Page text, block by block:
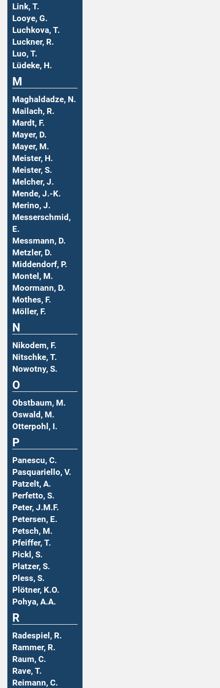
Link, T.
Looye, G.
Luchkova, T.
Luckner, R.
Luo, T.
Lüdeke, H.
M
Maghaldadze, N.
Mailach, R.
Mardt, F.
Mayer, D.
Mayer, M.
Meister, H.
Meister, S.
Melcher, J.
Mende, J.-K.
Merino, J.
Messerschmid,
E.
Messmann, D.
Metzler, D.
Middendorf, P.
Montel, M.
Moormann, D.
Mothes, F.
Möller, F.
N
Nikodem, F.
Nitschke, T.
Nowotny, S.
O
Obstbaum, M.
Oswald, M.
Otterpohl, I.
P
Panescu, C.
Pasquariello, V.
Patzelt, A.
Perfetto, S.
Peter, J.M.F.
Petersen, E.
Petsch, M.
Pfeiffer, T.
Pickl, S.
Platzer, S.
Pless, S.
Plötner, K.O.
Pohya, A.A.
R
Radespiel, R.
Rammer, R.
Raum, C.
Rave, T.
Reimann, C.